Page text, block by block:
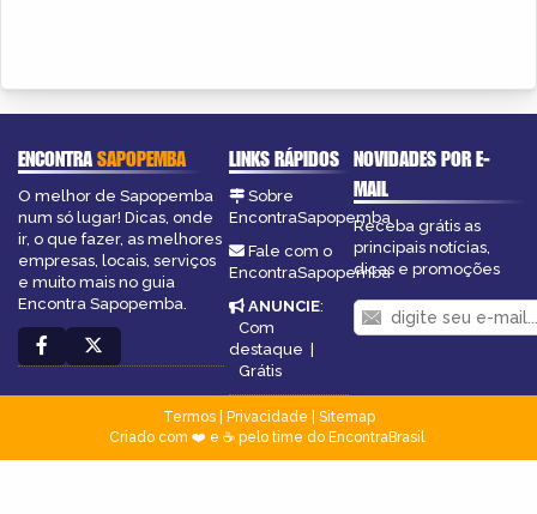
ENCONTRASAPOPEMBA
O melhor de Sapopemba
num só lugar! Dicas, onde
ir, o que fazer, as melhores
empresas, locais, serviços
e muito mais no guia
Encontra Sapopemba.
LINKS RÁPIDOS
Sobre
EncontraSapopemba
Fale com o
EncontraSapopemba
ANUNCIE:
Com
destaque |
Grátis
NOVIDADES POR E-
MAIL
Receba grátis as
principais notícias,
dicas e promoções
Termos| Privacidade
Sitemap
Criado com ❤️ e ☕ pelo time do EncontraBrasil